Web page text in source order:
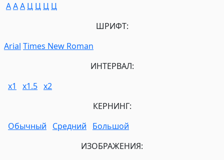
AAA Ц Ц Ц Ц
ШРИФТ:
Arial Times New Roman
ИНТЕРВАЛ:
х1
х1.5 х2
КЕРНИНГ:
Обычный
Средний
Большой
ИЗОБРАЖЕНИЯ: